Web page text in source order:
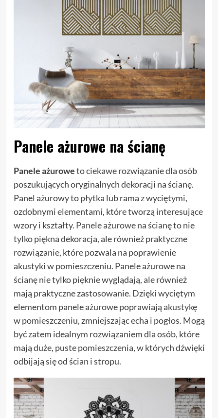
Panele ażurowe na ścianę
Panele ażuroweto ciekawe rozwiązanie dla osób
poszukujących oryginalnych dekoracji na ścianę.
Panel ażurowy to płytka lub rama z wyciętymi,
ozdobnymi elementami, które tworzą interesujące
wzory i kształty. Panele ażurowe na ścianęto nie
tylko piękna dekoracja, ale również praktyczne
rozwiązanie, które pozwala na poprawienie
akustyki w pomieszczeniu. Panele ażurowe na
ścianę nie tylko pięknie wyglądają, ale również
mają praktyczne zastosowanie. Dzięki wyciętym
elementom panele ażurowe poprawiają akustykę
w pomieszczeniu, zmniejszając echa i pogłos. Mogą
być zatem idealnym rozwiązaniem dla osób, które
mają duże, puste pomieszczenia, w których dźwięki
odbijają się od ścian i stropu.